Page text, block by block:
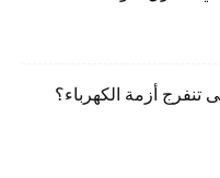
تنفرج أزمة الكهرباء؟